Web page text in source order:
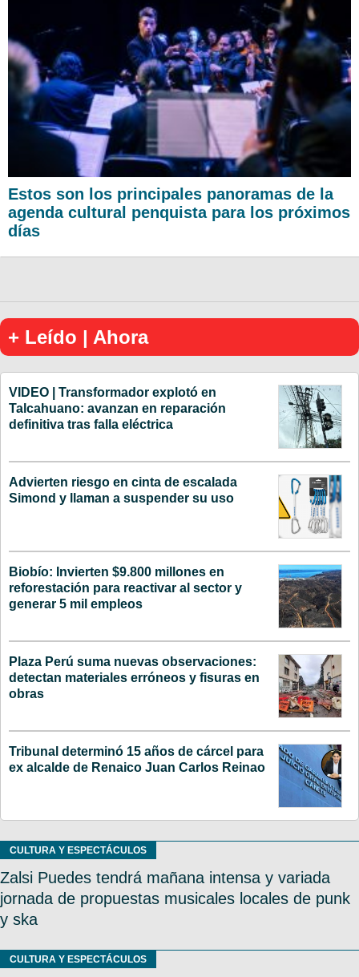
Estos son los principales panoramas de la
agenda cultural penquista para los próximos
días
+ Leído | Ahora
VIDEO | Transformador explotó en
Talcahuano: avanzan en reparación
definitiva tras falla eléctrica
Advierten riesgo en cinta de escalada
Simond y llaman a suspender su uso
Biobío: Invierten $9.800 millones en
reforestación para reactivar al sector y
generar 5 mil empleos
Plaza Perú suma nuevas observaciones:
detectan materiales erróneos y fisuras en
obras
Tribunal determinó 15 años de cárcel para
ex alcalde de Renaico Juan Carlos Reinao
CULTURA Y ESPECTÁCULOS
Zalsi Puedes tendrá mañana intensa y variada
jornada de propuestas musicales locales de punk
y ska
CULTURA Y ESPECTÁCULOS